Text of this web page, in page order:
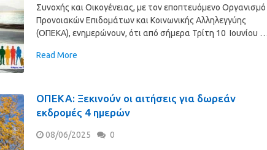
Συνοχής και Οικογένειας, με τον εποπτευόμενο Οργανισμό
Προνοιακών Επιδομάτων και Κοινωνικής Αλληλεγγύης
(ΟΠΕΚΑ), ενημερώνουν, ότι από σήμερα Τρίτη 10 Ιουνίου
Read More
ΟΠΕΚΑ: Ξεκινούν οι αιτήσεις για δωρεάν
εκδρομές 4 ημερών
08/06/2025 0